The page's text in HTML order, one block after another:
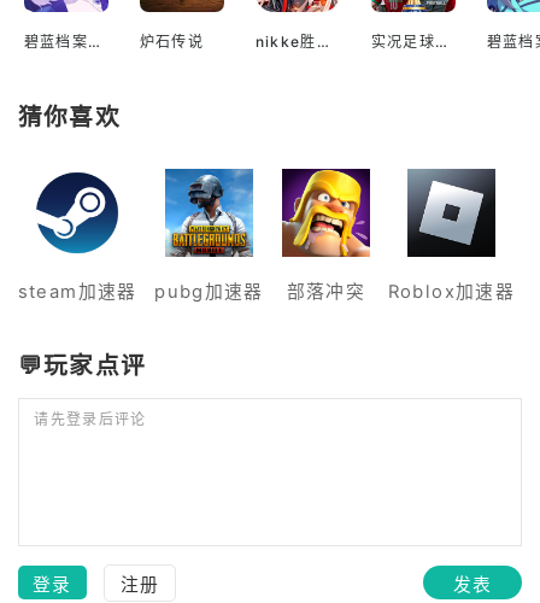
碧蓝档案国际服 炉石传说 nikke胜利女神国际服 实况足球2022手游
猜你喜欢
steam加速器 pubg加速器 部落冲突 Roblox加速器
💬玩家点评
请先登录后评论
登录 注册 发表